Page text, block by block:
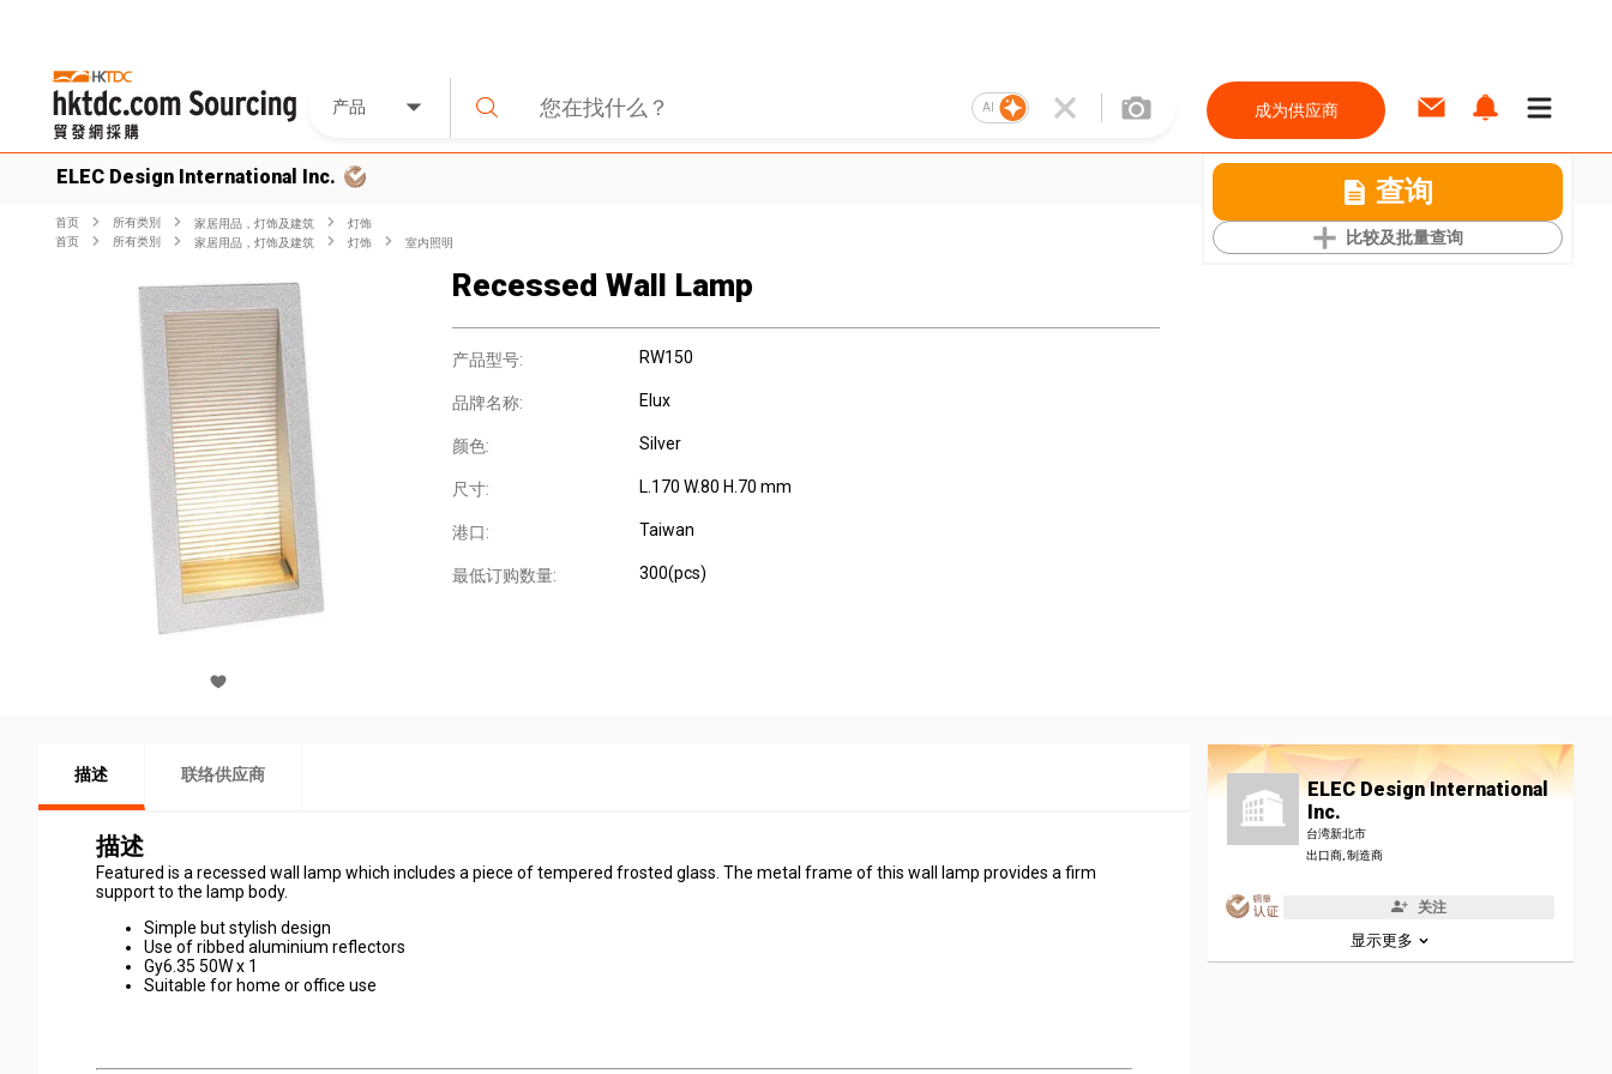
产品 AI 成为供应商
ELEC Design International Inc. 查询
比较及批量查询
首页 所有类別 家居用品，灯饰及建筑
灯饰
首页
所有类別 家居用品，灯饰及建筑 灯饰 室内照明
Recessed Wall Lamp
产品型号: RW150
品牌名称: Elux
颜色: Silver
尺寸: L.170 W.80 H.70 mm
港口: Taiwan
最低订购数量: 300(pcs)
描述 联络供应商
描述
Featured is a recessed wall lamp which includes a piece of tempered frosted glass. The metal frame of this wall lamp provides a firm
support to the lamp body.
Simple but stylish design
Use of ribbed aluminium reflectors
Gy6.35 50W x 1
Suitable for home or office use
ELEC Design International
Inc.
台湾新北市
出口商, 制造商
关注
显示更多